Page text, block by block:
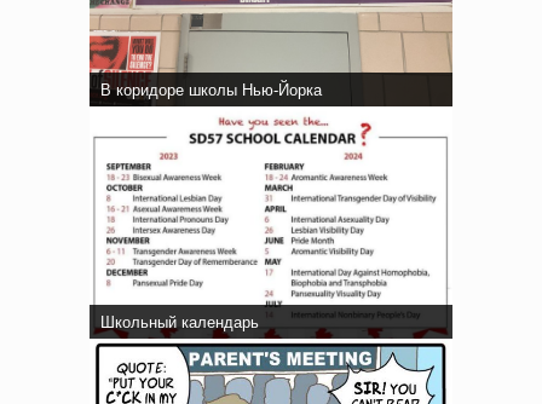
В коридоре школы Нью-Йорка
Школьный календарь